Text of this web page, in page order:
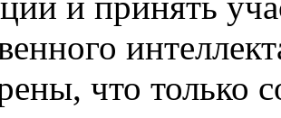
что только